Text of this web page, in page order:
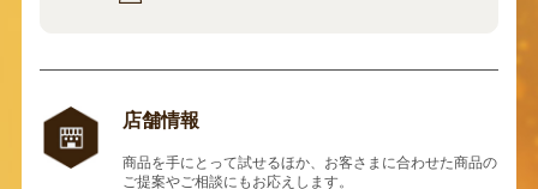
店舗情報
商品を手にとって試せるほか、お客さまに合わせた商品の
ご提案やご相談にもお応えします。